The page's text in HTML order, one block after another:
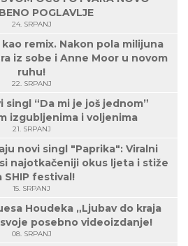
POGLAVLJE
24. SRPANJ
remix. Nakon pola milijuna
iz sobe i Anne Moor u novom
ruhu!
22. SRPANJ
singl “Da mi je još jednom”
izgubljenima i voljenima
21. SRPANJ
novi singl "Paprika": Viralni
najotkačeniji okus ljeta i stiže
SHIP festival!
15. SRPANJ
Houdeka „Ljubav do kraja
posebno videoizdanje!
08. SRPANJ